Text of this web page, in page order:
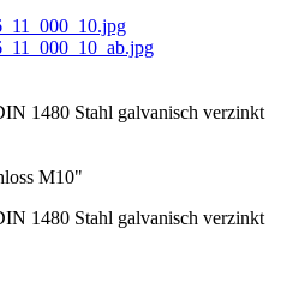
1480 Stahl galvanisch verzinkt
M10"
1480 Stahl galvanisch verzinkt